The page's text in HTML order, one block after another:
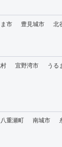
市 豊見城市 北
宜野湾市 うる
八重瀬町 南城市